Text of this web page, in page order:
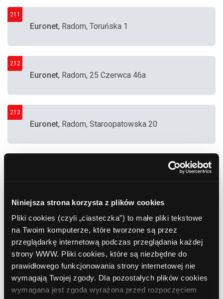
Niniejsza strona korzysta z plików cookies
Pliki cookies (czyli „ciasteczka”) to małe pliki tekstowe
na Twoim komputerze, które tworzone są przez
przeglądarkę internetową podczas przeglądania każdej
strony WWW. Pliki cookies, które są niezbędne do
prawidłowego funkcjonowania strony internetowej nie
wymagają Twojej zgody. Dla pozostałych plików cookies
wymagana jest zgoda wyrażona przed rozpoczęciem
211
Euronet, Radom, Toruńska 1
212
Euronet, Radom, 25 Czerwca 46a
213
Euronet, Radom, Staroopatowska 20
, Radom, Al. Grzecznarowskiego 28
PKO BP , Radom, ul. Młodzianowska 34
(Bankomat posadowiony na zewnątrz w budce,
na terenie Centrum Handlowego.)
216
PKO BP, Radom, Al. Józefa
Grzecznarowskiego 28